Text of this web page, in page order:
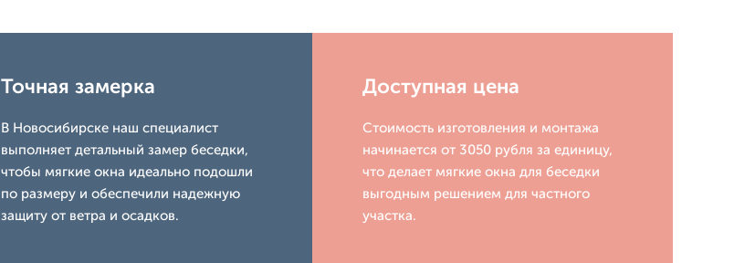
Точная замерка
В Новосибирске наш специалист
выполняет детальный замер беседки,
чтобы мягкие окна идеально подошли
по размеру и обеспечили надежную
защиту от ветра и осадков.
Доступная цена
Стоимость изготовления и монтажа
начинается от 3050 рубля за единицу,
что делает мягкие окна для беседки
выгодным решением для частного
участка.